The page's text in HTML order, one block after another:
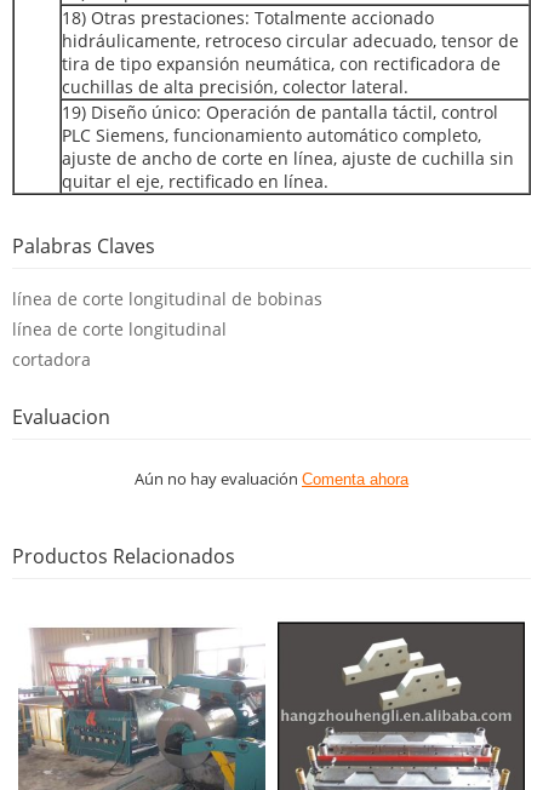
18) Otras prestaciones: Totalmente accionado
hidráulicamente, retroceso circular adecuado, tensor de
tira de tipo expansión neumática, con rectificadora de
cuchillas de alta precisión, colector lateral.
19) Diseño único: Operación de pantalla táctil, control
PLC Siemens, funcionamiento automático completo,
ajuste de ancho de corte en línea, ajuste de cuchilla sin
quitar el eje, rectificado en línea.
Palabras Claves
línea de corte longitudinal de bobinas
línea de corte longitudinal
cortadora
Evaluacion
Aún no hay evaluación Comenta ahora
Productos Relacionados